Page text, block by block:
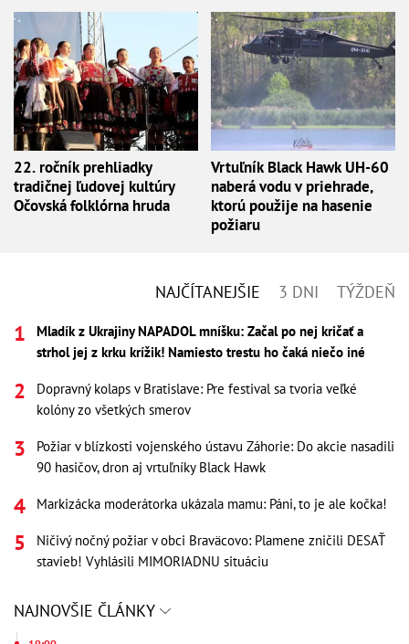
22. ročník prehliadky
tradičnej ľudovej kultúry
Očovská folklórna hruda
Vrtuľník Black Hawk UH-60
naberá vodu v priehrade,
ktorú použije na hasenie
požiaru
NAJČÍTANEJŠIE 3 DNI TÝŽDEŇ
Mladík z Ukrajiny NAPADOL mníšku: Začal po nej kričať a
strhol jej z krku krížik! Namiesto trestu ho čaká niečo iné
Dopravný kolaps v Bratislave: Pre festival sa tvoria veľké
kolóny zo všetkých smerov
Požiar v blízkosti vojenského ústavu Záhorie: Do akcie nasadili
90 hasičov, dron aj vrtuľníky Black Hawk
Markizácka moderátorka ukázala mamu: Páni, to je ale kočka!
Ničivý nočný požiar v obci Braväcovo: Plamene zničili DESAŤ
stavieb! Vyhlásili MIMORIADNU situáciu
NAJNOVŠIE ČLÁNKY